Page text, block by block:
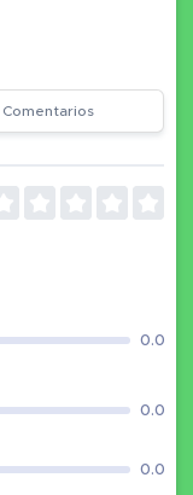
Comentarios
0.0
0.0
0.0